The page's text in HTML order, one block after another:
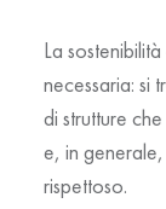
La
necessaria: si
di strutture
e, in
rispettoso.